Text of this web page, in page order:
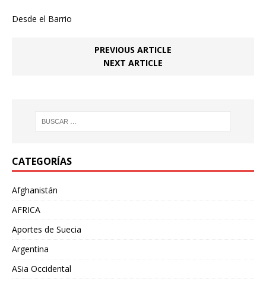
Desde el Barrio
PREVIOUS ARTICLE
NEXT ARTICLE
CATEGORÍAS
Afghanistán
AFRICA
Aportes de Suecia
Argentina
ASia Occidental